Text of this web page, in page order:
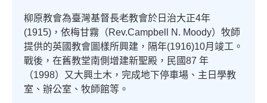
柳原教會為臺灣基督長老教會於日治大正4年
(1915) ，依梅甘霧（Rev.Campbell N. Moody）牧師
提供的英國教會圖樣所興建，隔年(1916)10月竣工。
戰後，在舊教堂南側增建新聖殿，民國87 年
（1998）又大興土木，完成地下停車場、主日學教
室、辦公室、牧師館等。